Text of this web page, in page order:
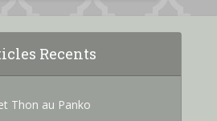
Recents
Thon au Panko